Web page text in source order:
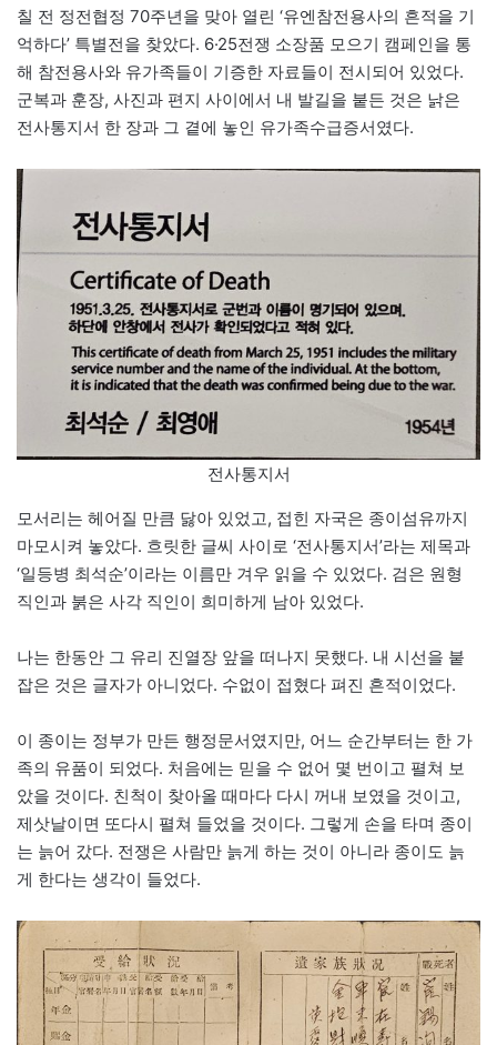
칠 전 정전협정 70주년을 맞아 열린 ‘유엔참전용사의 흔적을 기
억하다’ 특별전을 찾았다. 6·25전쟁 소장품 모으기 캠페인을 통
해 참전용사와 유가족들이 기증한 자료들이 전시되어 있었다.
군복과 훈장, 사진과 편지 사이에서 내 발길을 붙든 것은 낡은
전사통지서 한 장과 그 곁에 놓인 유가족수급증서였다.
전사통지서
모서리는 헤어질 만큼 닳아 있었고, 접힌 자국은 종이섬유까지
마모시켜 놓았다. 흐릿한 글씨 사이로 ‘전사통지서’라는 제목과
‘일등병 최석순’이라는 이름만 겨우 읽을 수 있었다. 검은 원형
직인과 붉은 사각 직인이 희미하게 남아 있었다.
나는 한동안 그 유리 진열장 앞을 떠나지 못했다. 내 시선을 붙
잡은 것은 글자가 아니었다. 수없이 접혔다 펴진 흔적이었다.
이 종이는 정부가 만든 행정문서였지만, 어느 순간부터는 한 가
족의 유품이 되었다. 처음에는 믿을 수 없어 몇 번이고 펼쳐 보
았을 것이다. 친척이 찾아올 때마다 다시 꺼내 보였을 것이고,
제삿날이면 또다시 펼쳐 들었을 것이다. 그렇게 손을 타며 종이
는 늙어 갔다. 전쟁은 사람만 늙게 하는 것이 아니라 종이도 늙
게 한다는 생각이 들었다.